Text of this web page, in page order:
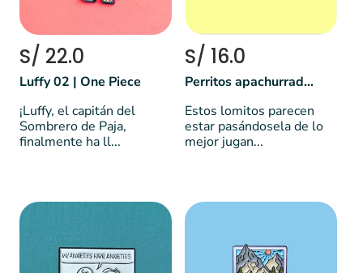
S/ 22.0
Luffy 02 | One Piece
¡Luffy, el capitán del
Sombrero de Paja,
finalmente ha ll...
S/ 16.0
Perritos apachurrados 🐕
Estos lomitos parecen
estar pasándosela de lo
mejor jugan...